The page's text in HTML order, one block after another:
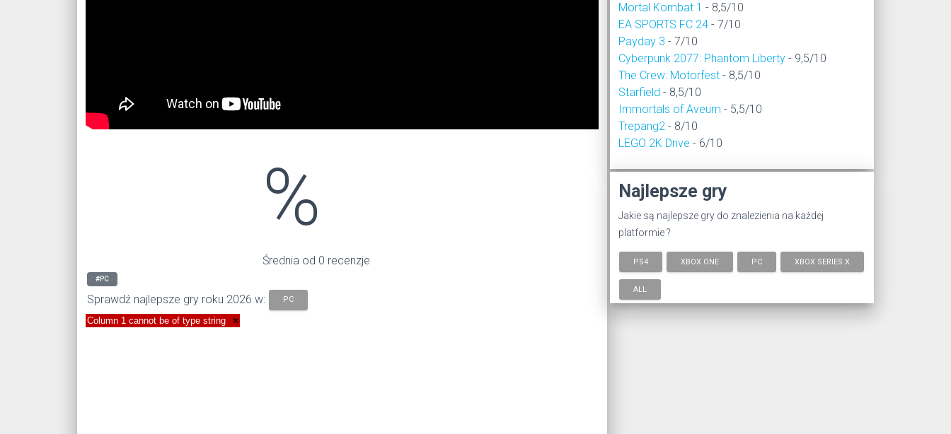
%
Średnia od 0 recenzje
#PC
Sprawdź najlepsze gry roku 2026 w: PC
Column 1 cannot be of type string ×
Mortal Kombat 1 - 8,5/10
EA SPORTS FC 24 - 7/10
Payday 3 - 7/10
Cyberpunk 2077: Phantom Liberty - 9,5/10
The Crew: Motorfest - 8,5/10
Starfield - 8,5/10
Immortals of Aveum - 5,5/10
Trepang2 - 8/10
LEGO 2K Drive - 6/10
Najlepsze gry
Jakie są najlepsze gry do znalezienia na każdej
platformie ?
PS4 XBOX ONE PC XBOX SERIES X
ALL